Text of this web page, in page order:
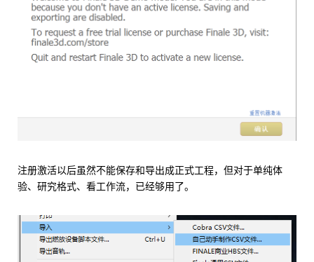
注册激活以后虽然不能保存和导出成正式工程，但对于单纯体
验、研究格式、看工作流，已经够用了。